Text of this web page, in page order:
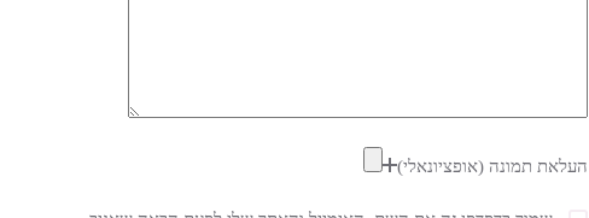
העלאת תמונה (אופציונאלי)